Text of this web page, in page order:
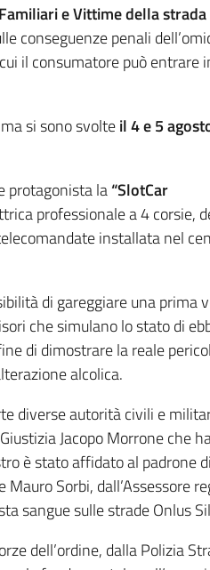
e Vittime della
conseguenze penali
il consumatore può
si sono svolteil 4 e 5
protagonista la“SlotCar
professionale a 4 corsie,
installata nel
di gareggiare una prima
che simulano lo stato di
di dimostrare la reale
alcolica.
diverse autorità civili e
Jacopo Morrone che
è stato affidato al padrone
Mauro Sorbi, dall’Assessore
sangue sulle strade Onlus
dell’ordine, dalla Polizia